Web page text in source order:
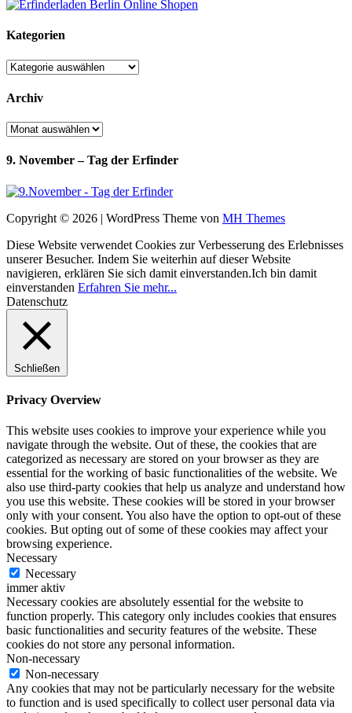
Kategorien
Kategorien
Archiv
Archiv
9. November – Tag der Erfinder
Copyright © 2026 | WordPress Theme von MH Themes
Diese Website verwendet Cookies zur Verbesserung des Erlebnisses
unserer Besucher. Indem Sie weiterhin auf dieser Website
navigieren, erklären Sie sich damit einverstanden.Ich bin damit
einverstanden Erfahren Sie mehr...
Datenschutz
Schließen
Privacy Overview
This website uses cookies to improve your experience while you
navigate through the website. Out of these, the cookies that are
categorized as necessary are stored on your browser as they are
essential for the working of basic functionalities of the website. We
also use third-party cookies that help us analyze and understand how
you use this website. These cookies will be stored in your browser
only with your consent. You also have the option to opt-out of these
cookies. But opting out of some of these cookies may affect your
browsing experience.
Necessary
Necessary
immer aktiv
Necessary cookies are absolutely essential for the website to
function properly. This category only includes cookies that ensures
basic functionalities and security features of the website. These
cookies do not store any personal information.
Non-necessary
Non-necessary
Any cookies that may not be particularly necessary for the website
to function and is used specifically to collect user personal data via